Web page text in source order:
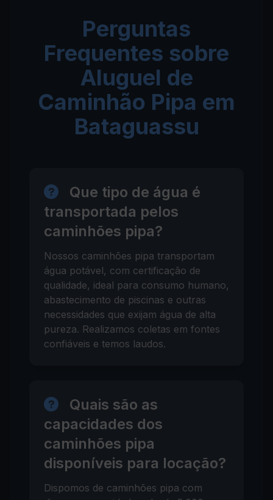
Perguntas
Frequentes sobre
Aluguel de
Caminhão Pipa em
Bataguassu
Que tipo de água é
transportada pelos
caminhões pipa?
Nossos caminhões pipa transportam
água potável, com certificação de
qualidade, ideal para consumo humano,
abastecimento de piscinas e outras
necessidades que exijam água de alta
pureza. Realizamos coletas em fontes
confiáveis e temos laudos.
Quais são as
capacidades dos
caminhões pipa
disponíveis para locação?
Dispomos de caminhões pipa com